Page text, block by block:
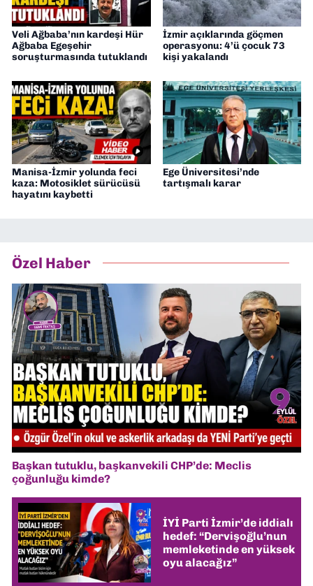
Veli Ağbaba’nın kardeşi Hür
Ağbaba Egeşehir
soruşturmasında tutuklandı
İzmir açıklarında göçmen
operasyonu: 4’ü çocuk 73
kişi yakalandı
Manisa-İzmir yolunda feci
kaza: Motosiklet sürücüsü
hayatını kaybetti
Ege Üniversitesi’nde
tartışmalı karar
Özel Haber
Başkan tutuklu, başkanvekili CHP’de: Meclis
çoğunluğu kimde?
İYİ Parti İzmir’de iddialı
hedef: “Dervişoğlu’nun
memleketinde en yüksek
oyu alacağız”